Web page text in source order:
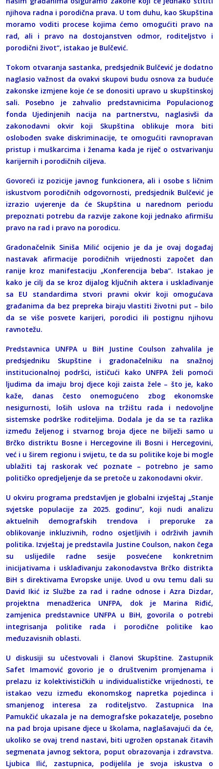
njihova radna i porodična prava. U tom duhu, kao Skupština
moramo voditi procese kojima ćemo omogućiti pravo na
rad, ali i pravo na dostojanstven odmor, roditeljstvo i
porodični život“, istakao je Bulčević.
Tokom otvaranja sastanka, predsjednik Bulčević je dodatno
naglasio važnost da ovakvi skupovi budu osnova za buduće
zakonske izmjene koje će se donositi upravo u skupštinskoj
sali. Posebno je zahvalio predstavnicima Populacionog
fonda Ujedinjenih nacija na partnerstvu, naglasivši da
zakonodavni okvir koji Skupština oblikuje mora biti
oslobođen svake diskriminacije, te omogućiti ravnopravan
pristup i muškarcima i ženama kada je riječ o ostvarivanju
karijernih i porodičnih ciljeva.
Govoreći iz pozicije javnog funkcionera, ali i osobe s ličnim
iskustvom porodičnih odgovornosti, predsjednik Bulčević je
izrazio uvjerenje da će Skupština u narednom periodu
prepoznati potrebu da razvije zakone koji jednako afirmišu
pravo na rad i pravo na porodicu.
Gradonačelnik Siniša Milić ocijenio je da je ovaj događaj
nastavak afirmacije porodičnih vrijednosti započet dan
ranije kroz manifestaciju „Konferencija beba“. Istakao je
kako je cilj da se kroz dijalog ključnih aktera i usklađivanje
sa EU standardima stvori pravni okvir koji omogućava
građanima da bez prepreka biraju vlastiti životni put – bilo
da se više posvete karijeri, porodici ili postignu njihovu
ravnotežu.
Predstavnica UNFPA u BiH Justine Coulson zahvalila je
predsjedniku Skupštine i gradonačelniku na snažnoj
institucionalnoj podršci, ističući kako UNFPA želi pomoći
ljudima da imaju broj djece koji zaista žele – što je, kako
kaže, danas često onemogućeno zbog ekonomske
nesigurnosti, loših uslova na tržištu rada i nedovoljne
sistemske podrške roditeljima. Dodala je da se ta razlika
između željenog i stvarnog broja djece ne bilježi samo u
Brčko distriktu Bosne i Hercegovine ili Bosni i Hercegovini,
već i u širem regionu i svijetu, te da su politike koje bi mogle
ublažiti taj raskorak već poznate – potrebno je samo
političko opredjeljenje da se pretoče u zakonodavni okvir.
U okviru programa predstavljen je globalni izvještaj „Stanje
svjetske populacije za 2025. godinu“, koji nudi analizu
aktuelnih demografskih trendova i preporuke za
oblikovanje inkluzivnih, rodno osjetljivih i održivih javnih
politika. Izvještaj je predstavila Justine Coulson, nakon čega
su uslijedile radne sesije posvećene konkretnim
inicijativama i usklađivanju zakonodavstva Brčko distrikta
BiH s direktivama Evropske unije. Uvod u ovu temu dali su
David Ikić iz Službe za rad i radne odnose i Azra Dizdar,
projektna menadžerica UNFPA, dok je Marina Riđić,
zamjenica predstavnice UNFPA u BiH, govorila o potrebi
integrisanja politike rada i porodične politike kao
međuzavisnih oblasti.
U diskusiji su učestvovali i članovi Skupštine. Zastupnik
Safet Imamović govorio je o društvenim promjenama i
prelazu iz kolektivističkih u individualističke vrijednosti, te
istakao vezu između ekonomskog napretka pojedinca i
smanjenog interesa za roditeljstvo. Zastupnica Ina
Pamukčić ukazala je na demografske pokazatelje, posebno
na pad broja upisane djece u školama, naglašavajući da će,
ukoliko se ovaj trend nastavi, biti ugrožen opstanak čitavih
segmenata javnog sektora, poput obrazovanja i zdravstva.
Ljubica Ilić, zastupnica, podijelila je svoja iskustva o